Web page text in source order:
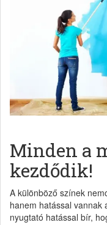
Minden a
kezdődik!
A különböző színek
hanem hatással vannak
nyugtató hatással bír,